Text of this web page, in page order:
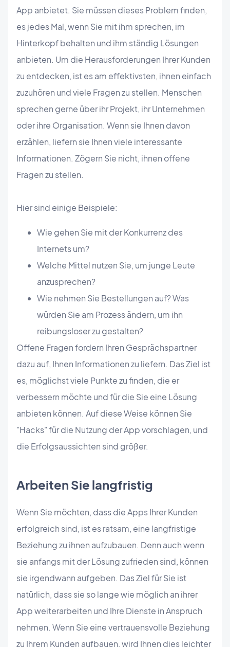
App anbietet. Sie müssen dieses Problem finden,
es jedes Mal, wenn Sie mit ihm sprechen, im
Hinterkopf behalten und ihm ständig Lösungen
anbieten. Um die Herausforderungen Ihrer Kunden
zu entdecken, ist es am effektivsten, ihnen einfach
zuzuhören und viele Fragen zu stellen. Menschen
sprechen gerne über ihr Projekt, ihr Unternehmen
oder ihre Organisation. Wenn sie Ihnen davon
erzählen, liefern sie Ihnen viele interessante
Informationen. Zögern Sie nicht, ihnen offene
Fragen zu stellen.
Hier sind einige Beispiele:
Wie gehen Sie mit der Konkurrenz des
Internets um?
Welche Mittel nutzen Sie, um junge Leute
anzusprechen?
Wie nehmen Sie Bestellungen auf? Was
würden Sie am Prozess ändern, um ihn
reibungsloser zu gestalten?
Offene Fragen fordern Ihren Gesprächspartner
dazu auf, Ihnen Informationen zu liefern. Das Ziel ist
es, möglichst viele Punkte zu finden, die er
verbessern möchte und für die Sie eine Lösung
anbieten können. Auf diese Weise können Sie
"Hacks" für die Nutzung der App vorschlagen, und
die Erfolgsaussichten sind größer.
Arbeiten Sie langfristig
Wenn Sie möchten, dass die Apps Ihrer Kunden
erfolgreich sind, ist es ratsam, eine langfristige
Beziehung zu ihnen aufzubauen. Denn auch wenn
sie anfangs mit der Lösung zufrieden sind, können
sie irgendwann aufgeben. Das Ziel für Sie ist
natürlich, dass sie so lange wie möglich an ihrer
App weiterarbeiten und Ihre Dienste in Anspruch
nehmen. Wenn Sie eine vertrauensvolle Beziehung
zu Ihrem Kunden aufbauen, wird Ihnen dies leichter